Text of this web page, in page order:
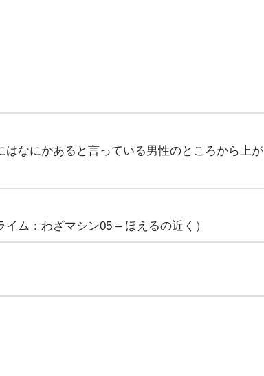
はなにかあると言っている男性のところから上が
ム：わざマシン05 – ほえるの近く）